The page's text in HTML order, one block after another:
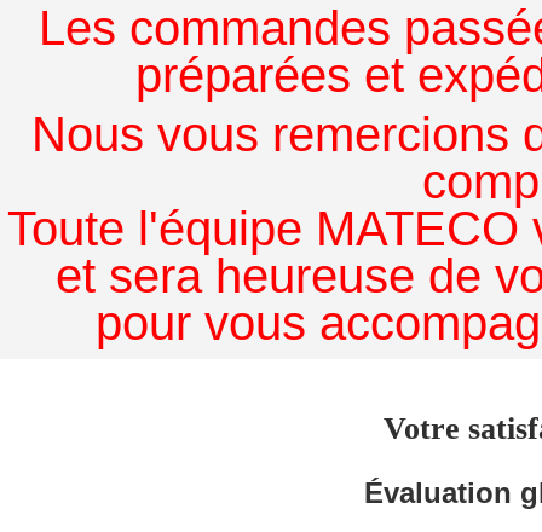
Les commandes
préparées et
Nous vous remercions
Toute l'équipe
et sera heureuse de
pour vous
Votre
Évaluation